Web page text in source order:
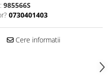
985566S
0730401403
Cere informatii